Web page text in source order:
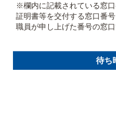
※欄内に記載されている窓口
証明書等を交付する窓口番
職員が申し上げた番号の窓口
待ち